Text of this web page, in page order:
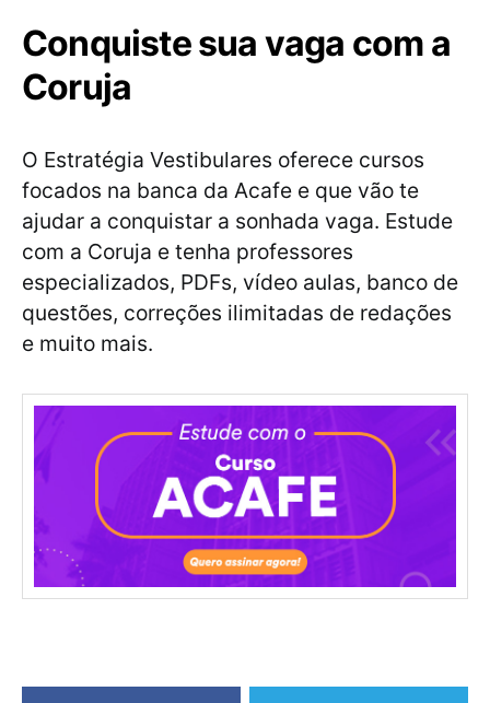
Conquiste sua vaga com a
Coruja
O Estratégia Vestibulares oferece cursos
focados na banca da Acafe e que vão te
ajudar a conquistar a sonhada vaga. Estude
com a Coruja e tenha professores
especializados, PDFs, vídeo aulas, banco de
questões, correções ilimitadas de redações
e muito mais.